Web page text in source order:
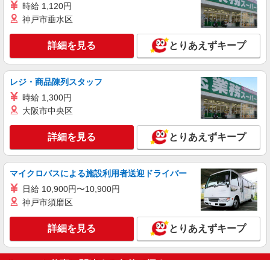
時給 1,120円
神戸市垂水区
詳細を見る とりあえずキープ
レジ・商品陳列スタッフ
時給 1,300円
大阪市中央区
詳細を見る とりあえずキープ
マイクロバスによる施設利用者送迎ドライバー
日給 10,900円〜10,900円
神戸市須磨区
詳細を見る とりあえずキープ